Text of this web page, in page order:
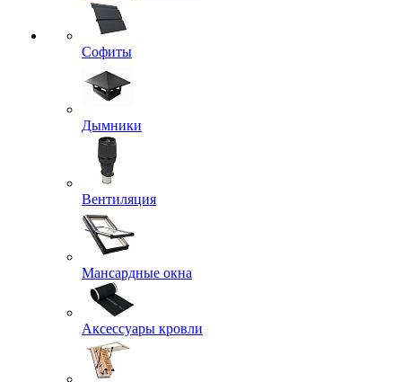
Софиты
Дымники
Вентиляция
Мансардные окна
Аксессуары кровли